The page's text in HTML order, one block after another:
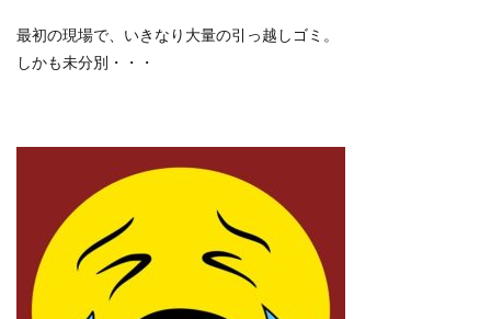
最初の現場で、いきなり大量の引っ越しゴミ。
しかも未分別・・・